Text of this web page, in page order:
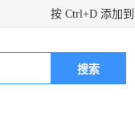
按 Ctrl+D 添加